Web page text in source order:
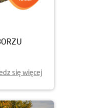
się więcej